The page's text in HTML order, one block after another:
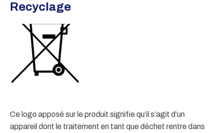
Recyclage
Ce logo apposé sur le produit signifie qu’il s’agit d’un
appareil dont le traitement en tant que déchet rentre dans